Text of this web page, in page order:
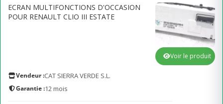
ECRAN MULTIFONCTIONS D'OCCASION
POUR RENAULT CLIO III ESTATE
Vendeur :CAT SIERRA VERDE S.L.
Garantie :12 mois
Voir le produit